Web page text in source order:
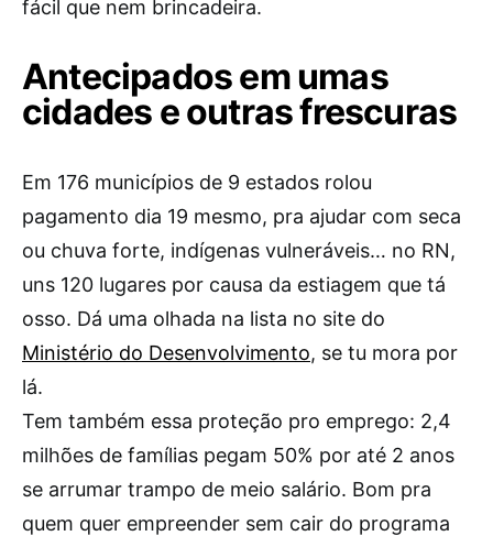
fácil que nem brincadeira.
Antecipados em umas
cidades e outras frescuras
Em 176 municípios de 9 estados rolou
pagamento dia 19 mesmo, pra ajudar com seca
ou chuva forte, indígenas vulneráveis… no RN,
uns 120 lugares por causa da estiagem que tá
osso. Dá uma olhada na lista no site do
Ministério do Desenvolvimento, se tu mora por
lá.
Tem também essa proteção pro emprego: 2,4
milhões de famílias pegam 50% por até 2 anos
se arrumar trampo de meio salário. Bom pra
quem quer empreender sem cair do programa